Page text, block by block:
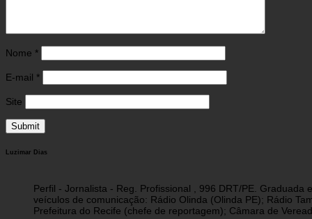
Nome *
E-mail *
Site
Luzimar Dias
Perfil - Jornalista - Reg. Profissional , 996 DRT/PE.
veículos de comunicação: Rádio Olinda (Olinda PE); Rádio
Prefeitura do Recife (chefe de reportagem); Câmara de